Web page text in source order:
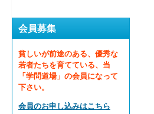
会員募集
貧しいが前途のある、優秀な
若者たちを育てている、当
「学問道場」の会員になって
下さい。
会員のお申し込みはこちら